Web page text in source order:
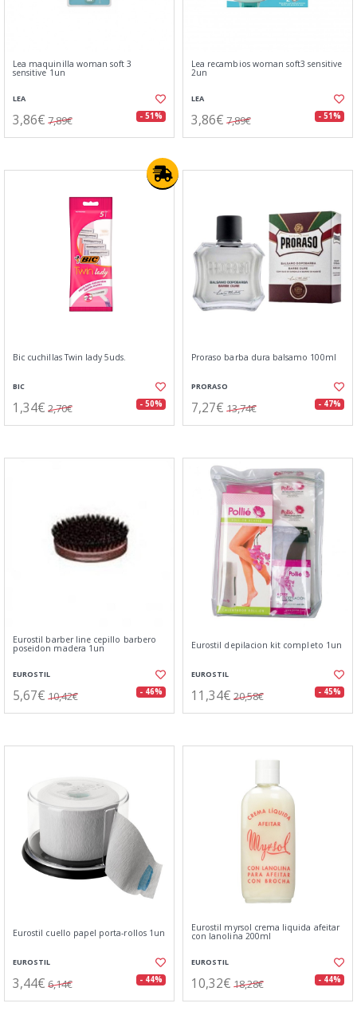
Lea maquinilla woman soft 3
sensitive 1un
LEA
3,86€ 7,89€ - 51%
Lea recambios woman soft3 sensitive
2un
LEA
3,86€ 7,89€ - 51%
Bic cuchillas Twin lady 5uds.
BIC
1,34€ 2,70€ - 50%
Proraso barba dura balsamo 100ml
PRORASO
7,27€ 13,74€ - 47%
Eurostil barber line cepillo barbero
poseidon madera 1un
EUROSTIL
5,67€ 10,42€ - 46%
Eurostil depilacion kit completo 1un
EUROSTIL
11,34€ 20,58€ - 45%
Eurostil cuello papel porta-rollos 1un
EUROSTIL
3,44€ 6,14€ - 44%
Eurostil myrsol crema liquida afeitar
con lanolina 200ml
EUROSTIL
10,32€ 18,28€ - 44%